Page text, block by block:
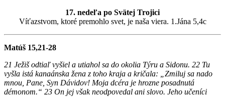
17. nedeľa po Svätej Trojici
Víťazstvom, ktoré premohlo svet, je naša viera. 1.Jána 5,4c
Matúš 15,21-28
21 Ježiš odtiaľ vyšiel a utiahol sa do okolia Týru a Sidonu. 22 Tu
vyšla istá kanaánska žena z toho kraja a kričala: „Zmiluj sa nado
mnou, Pane, Syn Dávidov! Moja dcéra je hrozne posadnutá
démonom.“ 23 On jej však neodpovedal ani slovo. Jeho učeníci